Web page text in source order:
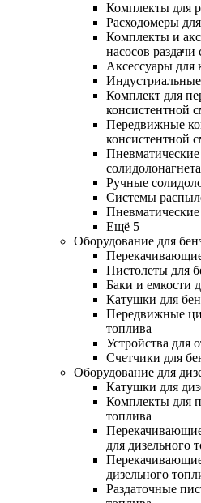
Комплекты для
Расходомеры
Комплекты и
насосов раздачи
Аксессуары для
Комплект для
консистентной
Передвижные
консистентной
Ручные
Системы
Пневматические
Ещё 5
Оборудование для
Пистолеты для
Баки и емкости
Катушки для
Передвижные
топлива
Устройства для
Счетчики для
Оборудование для
Катушки для
Комплекты для
топлива
для дизельного
дизельного
Раздаточные